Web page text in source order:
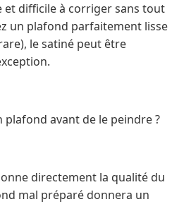
et difficile à corriger sans tout
un plafond parfaitement lisse
le satiné peut être
avant de le peindre ?
directement la qualité du
mal préparé donnera un